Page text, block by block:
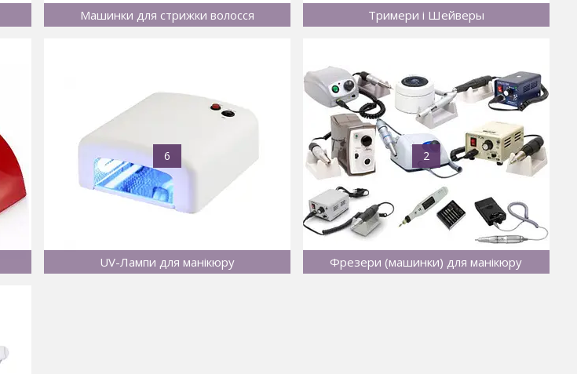
Машинки для стрижки волосся Тримери і Шейверы
6
UV-Лампи для манікюру
2
Фрезери (машинки) для манікюру